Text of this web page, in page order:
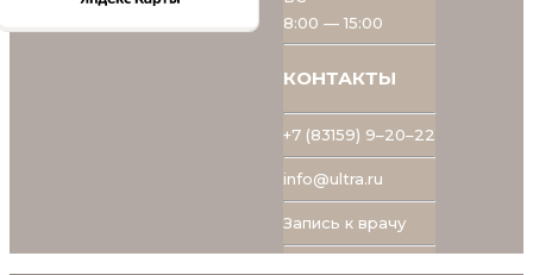
8:00 — 15:00
КОНТАКТЫ
+7 (83159) 9–20–22
info@ultra.ru
Запись к врачу